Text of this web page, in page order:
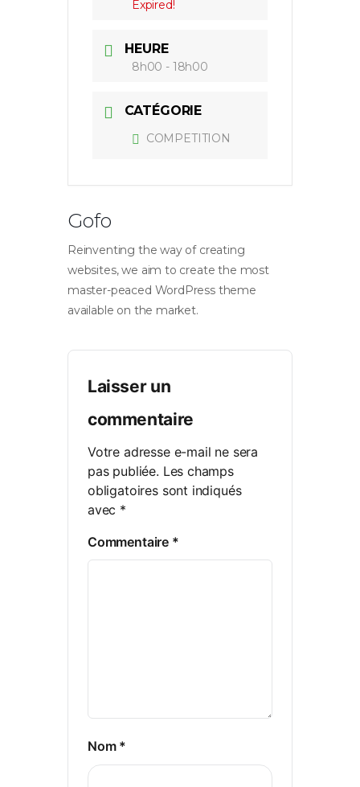
Expired!
HEURE
8h00 - 18h00
CATÉGORIE
COMPETITION
Gofo
Reinventing the way of creating
websites, we aim to create the most
master-peaced WordPress theme
available on the market.
Laisser un
commentaire
Votre adresse e-mail ne sera
pas publiée. Les champs
obligatoires sont indiqués
avec *
Commentaire *
Nom *